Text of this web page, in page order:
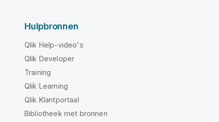
Hulpbronnen
Qlik Help-video's
Qlik Developer
Training
Qlik Learning
Qlik Klantportaal
Bibliotheek met bronnen